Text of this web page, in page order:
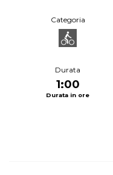
Categoria
Durata
1:00
Durata in ore